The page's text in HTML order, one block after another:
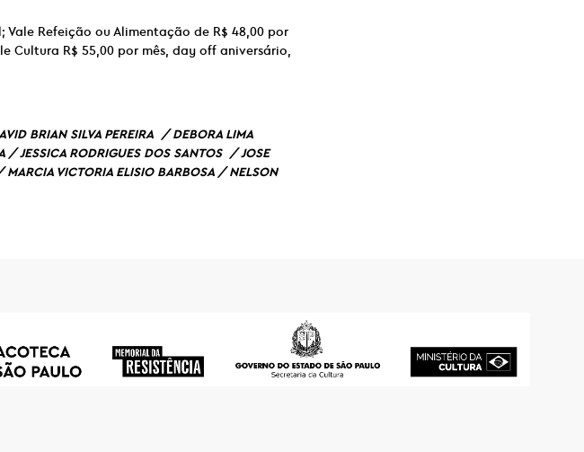
Refeição ou Alimentação de R$ 48,00 por
Cultura R$ 55,00 por mês, day off aniversário,
BRIAN SILVA PEREIRA / DEBORA LIMA
/ JESSICA RODRIGUES DOS SANTOS / JOSE
VICTORIA ELISIO BARBOSA / NELSON